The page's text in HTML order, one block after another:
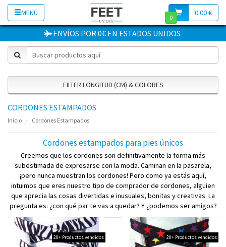
MENÚ 0.00 €
0
ENVÍOS POR 0€ EN ESTADOS UNIDOS
FILTER LONGITUD (CM) & COLORES
CORDONES ESTAMPADOS
Inicio Cordones Estampados
Cordones estampados para pies únicos
Creemos que los cordones son definitivamente la forma más
subestimada de expresarse con la moda. Caminan en la pasarela,
¡pero nunca muestran los cordones! Pero como ya estás aquí,
intuimos que eres nuestro tipo de comprador de cordones, alguien
que aprecia las cosas divertidas e inusuales, bonitas y creativas. La
pregunta es: ¿con qué par te vas a quedar? Y ¿podemos ser amigos?
20+ Productos vendidos 20+ Productos vendidos